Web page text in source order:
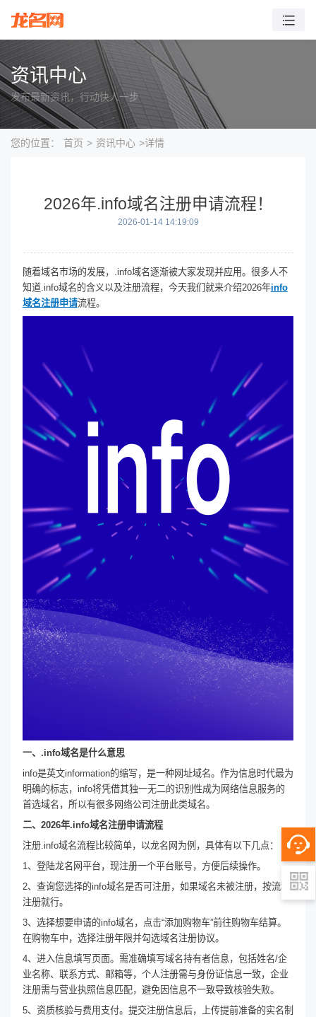
资讯中心
发布最新资讯，行动快人一步
您的位置： 首页 > 资讯中心 >详情
2026年.info域名注册申请流程！
2026-01-14 14:19:09
随着域名市场的发展，.info域名逐渐被大家发现并应用。很多人不
知道.info域名的含义以及注册流程，今天我们就来介绍2026年info
域名注册申请流程。
一、.info域名是什么意思
info是英文information的缩写，是一种网址域名。作为信息时代最为
明确的标志，info将凭借其独一无二的识别性成为网络信息服务的
首选域名，所以有很多网络公司注册此类域名。
二、2026年.info域名注册申请流程
注册.info域名流程比较简单，以龙名网为例，具体有以下几点：
1、登陆龙名网平台，现注册一个平台账号，方便后续操作。
2、查询您选择的info域名是否可注册，如果域名未被注册，按流程
注册就行。
3、选择想要申请的info域名，点击“添加购物车”前往购物车结算。
在购物车中，选择注册年限并勾选域名注册协议。
4、进入信息填写页面。需准确填写域名持有者信息，包括姓名/企
业名称、联系方式、邮箱等，个人注册需与身份证信息一致，企业
注册需与营业执照信息匹配，避免因信息不一致导致核验失败。
5、资质核验与费用支付。提交注册信息后，上传提前准备的实名制